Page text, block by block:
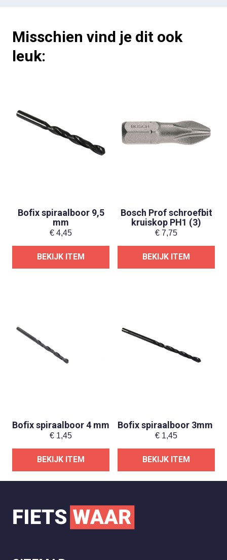
Misschien vind je dit ook
leuk:
Bofix spiraalboor 9,5
mm
€ 4,45
BEKIJK ITEM
Bosch Prof schroefbit
kruiskop PH1 (3)
€ 7,75
BEKIJK ITEM
Bofix spiraalboor 4 mm
€ 1,45
BEKIJK ITEM
Bofix spiraalboor 3mm
€ 1,45
BEKIJK ITEM